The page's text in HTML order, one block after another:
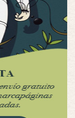
Una película normalita, nada del otro mun …
Al principio por el hype que la dieron iba …